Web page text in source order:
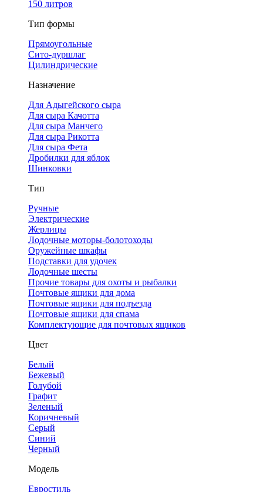
150 литров
Тип формы
Прямоугольные
Сито-дуршлаг
Цилиндрические
Назначение
Для Адыгейского сыра
Для сыра Качотта
Для сыра Манчего
Для сыра Рикотта
Для сыра Фета
Дробилки для яблок
Шинковки
Тип
Ручные
Электрические
Жерлицы
Лодочные моторы-болотоходы
Оружейные шкафы
Подставки для удочек
Лодочные шесты
Прочие товары для охоты и рыбалки
Почтовые ящики для дома
Почтовые ящики для подъезда
Почтовые ящики для спама
Комплектующие для почтовых ящиков
Цвет
Белый
Бежевый
Голубой
Графит
Зеленый
Коричневый
Серый
Синий
Черный
Модель
Евростиль